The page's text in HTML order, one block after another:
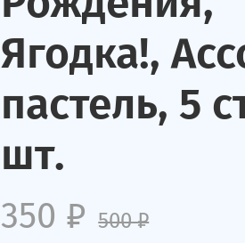
Ягодка!,
пастель, 5
шт.
350 ₽ 500 ₽